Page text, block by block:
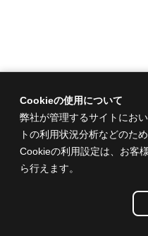
Cookieの使用について
弊社が管理するサイトにお
トの利用状況分析などのた
Cookieの利用設定は、お客
ら行えます。